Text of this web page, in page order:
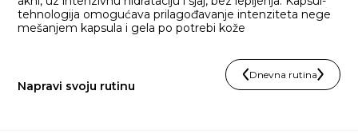
tehnologija omogućava prilagođavanje intenziteta nege
mešanjem kapsula i gela po potrebi kože
Napravi svoju rutinu
Dnevna rutina